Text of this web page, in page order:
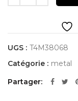
UGS : T4M38068
Catégorie : metal
Partager